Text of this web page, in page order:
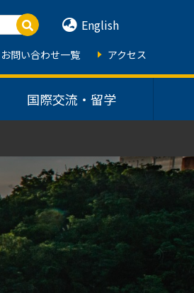
国際交流・留学
English
お問い合わせ一覧 アクセス